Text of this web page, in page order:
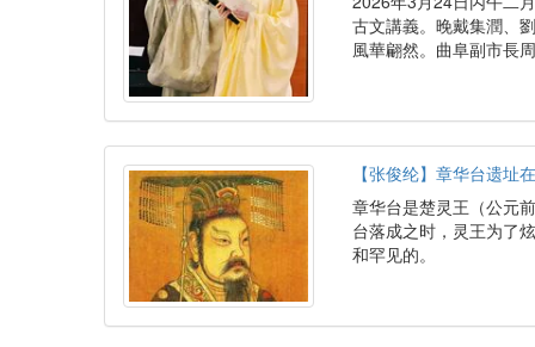
古文講義。晚戴集潤、
風華翩然。曲阜副市長
【张俊纶】章华台遗址
章华台是楚灵王（公元
台落成之时，灵王为了
和罕见的。